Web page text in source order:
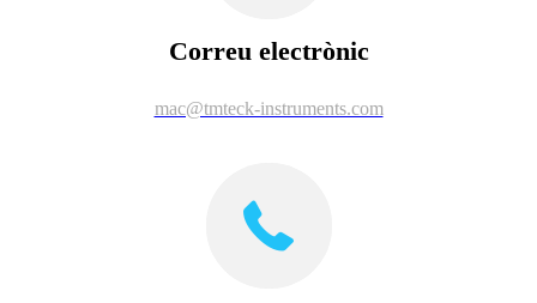
Correu electrònic
mac@tmteck-instruments.com